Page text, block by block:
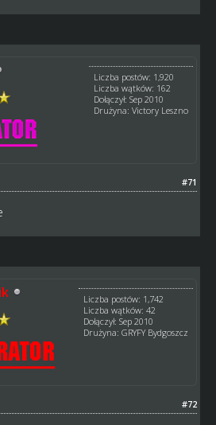
Liczba postów: 1,920
Liczba wątków: 162
Dołączył: Sep 2010
Drużyna: Victory Leszno
#71
Liczba postów: 1,742
Liczba wątków: 42
Dołączył: Sep 2010
Drużyna: GRYFY Bydgoszcz
#72